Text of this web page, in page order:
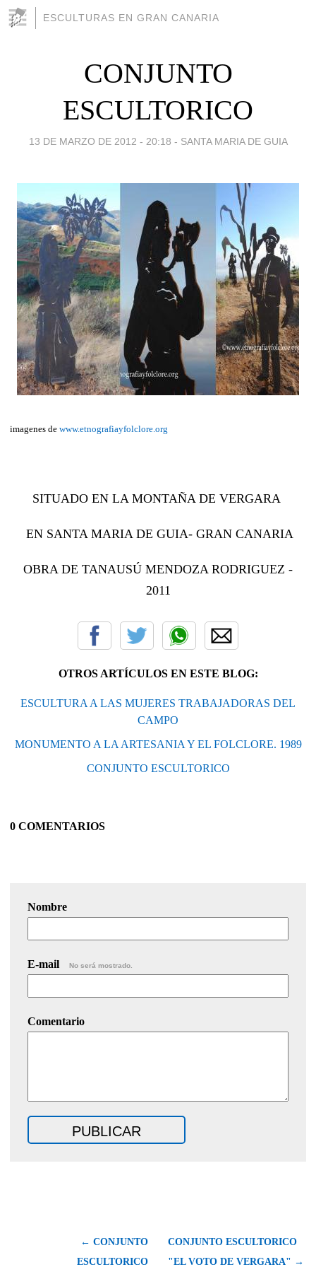
ESCULTURAS EN GRAN CANARIA
CONJUNTO
ESCULTORICO
13 DE MARZO DE 2012 - 20:18 - SANTA MARIA DE GUIA
imagenes de www.etnografiayfolclore.org
SITUADO EN LA MONTAÑA DE VERGARA
EN SANTA MARIA DE GUIA- GRAN CANARIA
OBRA DE TANAUSÚ MENDOZA RODRIGUEZ -
2011
OTROS ARTÍCULOS EN ESTE BLOG:
ESCULTURA A LAS MUJERES TRABAJADORAS DEL
CAMPO
MONUMENTO A LA ARTESANIA Y EL FOLCLORE. 1989
CONJUNTO ESCULTORICO
0 COMENTARIOS
Nombre
E-mail No será mostrado.
Comentario
← CONJUNTO
ESCULTORICO
CONJUNTO ESCULTORICO
"EL VOTO DE VERGARA" →